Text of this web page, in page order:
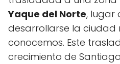
Yaque del Norte, lugar
desarrollarse la ciudad
conocemos. Este
crecimiento de